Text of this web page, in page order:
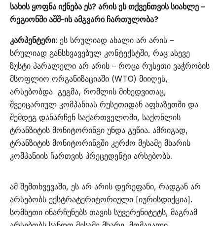
სახის ყოფნა იქნება ეს? არის ეს თქვენთვის სიახლე –
რეგიონში აშშ-ის ამგვარი ჩართულობა?
კარპენტერი: ეს სრულიად ახალი არ არის –
სრულიად განსხვავებულ კონტექსტში, რაც ასევე
ზუსტი პარალელი არ არის – როცა რუსეთი ვაჭრობის
მსოფლიო ორგანიზაციაში (WTO) მიიღეს,
არსებობდა გეგმა, რომლის მიხედვითაც,
შვეიცარიულ კომპანიას რუსეთიდან აფხაზეთში და
შემდეგ დანარჩენ საქართველოში, საქონლის
ტრანზიტის მონიტორინგი უნდა გეწია. ამრიგად,
ტრანზიტის მონიტორინგში კერძო მესამე მხარის
კომპანიის ჩართვის პრეცედენტი არსებობს.
ამ შემთხვევაში, ეს არ არის დერეფანი, რადგან არ
არსებობს ექსტრატერიტორიული [იურისდიქცია].
სომხეთი ინარჩუნებს თავის სუვერენიტეტს, მაგრამ